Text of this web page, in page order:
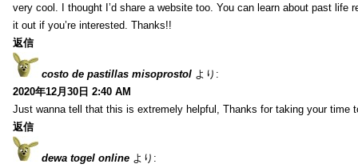
very cool. I thought I’d share a website too. You can learn about past life
it out if you’re interested. Thanks!!
返信
costo de pastillas misoprostol より:
2020年12月30日 2:40 AM
Just wanna tell that this is extremely helpful, Thanks for taking your time
返信
dewa togel online より: